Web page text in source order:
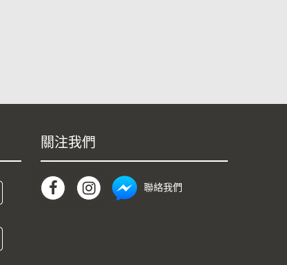
關注我們
聯絡我們